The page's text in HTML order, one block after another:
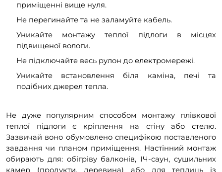
приміщенні вище нуля.
Не перегинайте та не заламуйте кабель.
Уникайте монтажу теплої підлоги в місцях
підвищеної вологи.
Не підключайте весь рулон до електромережі.
Уникайте встановлення біля каміна, печі та
подібних джерел тепла.
Не дуже популярним способом монтажу плівкової
теплої підлоги є кріплення на стіну або стелю.
Зазвичай воно обумовлено специфікою поставленого
завдання чи планом приміщення. Настінний монтаж
обирають для: обігріву балконів, ІЧ-саун, сушильних